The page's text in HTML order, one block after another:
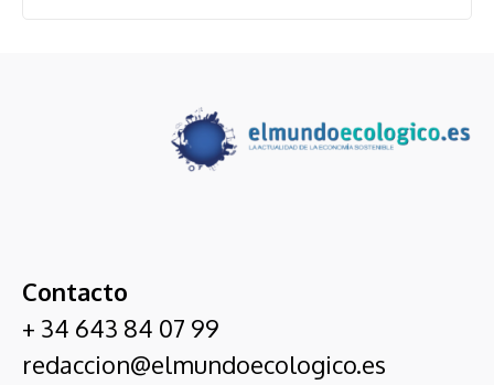
Contacto
+ 34 643 84 07 99
redaccion@elmundoecologico.es